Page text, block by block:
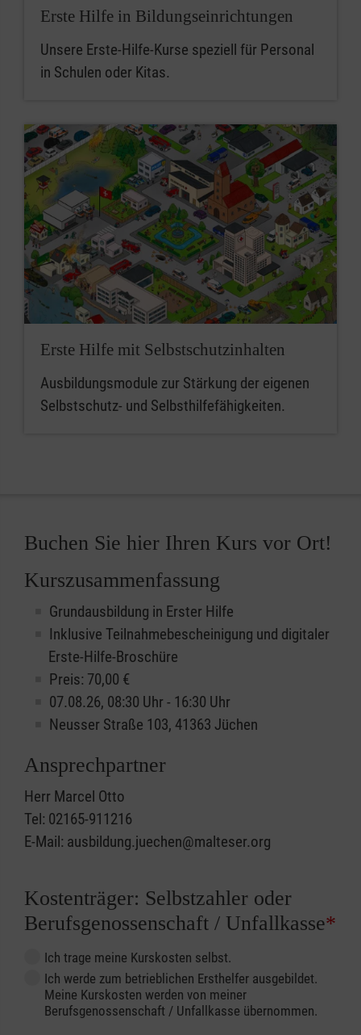
Erste Hilfe in Bildungseinrichtungen
Unsere Erste-Hilfe-Kurse speziell für Personal
in Schulen oder Kitas.
Erste Hilfe mit Selbstschutzinhalten
Ausbildungsmodule zur Stärkung der eigenen
Selbstschutz- und Selbsthilfefähigkeiten.
Buchen Sie hier Ihren Kurs vor Ort!
Kurszusammenfassung
Grundausbildung in Erster Hilfe
Inklusive Teilnahmebescheinigung und digitaler
Erste-Hilfe-Broschüre
Preis: 70,00 €
07.08.26, 08:30 Uhr - 16:30 Uhr
Neusser Straße 103, 41363 Jüchen
Ansprechpartner
Herr Marcel Otto
Tel: 02165-911216
E-Mail: ausbildung.juechen@malteser.org
Kostenträger: Selbstzahler oder
Berufsgenossenschaft / Unfallkasse*
Ich trage meine Kurskosten selbst.
Ich werde zum betrieblichen Ersthelfer ausgebildet.
Meine Kurskosten werden von meiner
Berufsgenossenschaft / Unfallkasse übernommen.